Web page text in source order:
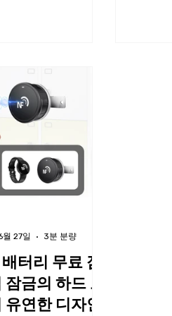
터리 무료 잠
금의 하드 코
연한 디자인
27일
3분 분량